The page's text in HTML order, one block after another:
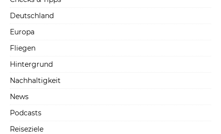
Deutschland
Europa
Fliegen
Hintergrund
Nachhaltigkeit
News
Podcasts
Reiseziele